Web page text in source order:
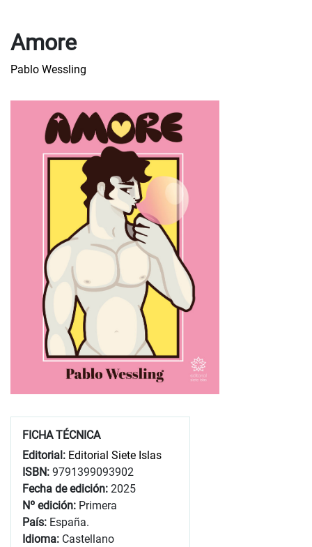
Amore
Pablo Wessling
FICHA TÉCNICA
Editorial: Editorial Siete Islas
ISBN: 9791399093902
Fecha de edición: 2025
Nº edición: Primera
País: España.
Idioma: Castellano